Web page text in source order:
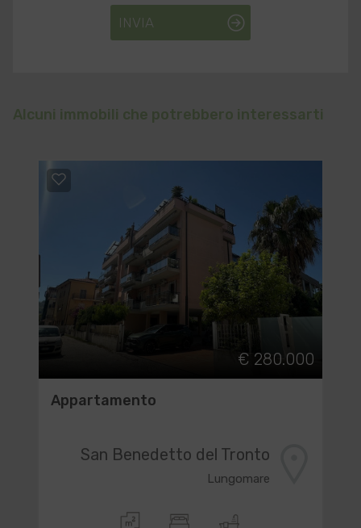
INVIA
Alcuni immobili che potrebbero interessarti
€ 280.000
Appartamento
San Benedetto del Tronto
Lungomare